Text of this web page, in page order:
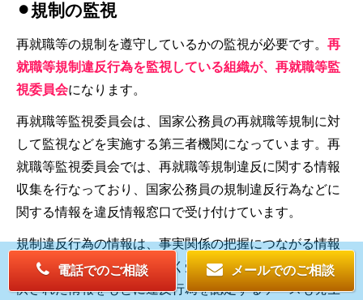
⚫︎規制の監視
再就職等の規制を遵守しているかの監視が必要です。 再
就職等規制違反行為を監視している組織が、再就職等監
視委員会になります。
再就職等監視委員会は、国家公務員の再就職等規制に対
して監視などを実施する第三者機関になっています。再
就職等監視委員会では、再就職等規制違反に関する情報
収集を行なっており、国家公務員の規制違反行為などに
関する情報を違反情報窓口で受け付けています。
規制違反行為の情報は、事実関係の把握につながる情報
や参考となる資料など幅広く受け付けられています。提
供された情報をもとに違反行為を認定するケースも発生
電話でのご相談 メールでのご相談